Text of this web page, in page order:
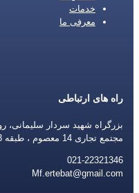
خدمات
معرفی ما
راه های ارتباطی
بزرگراه شهید سردار سلیمانی،
مجتمع تجاری 14 معصوم ، طبقه 3، واحد 3
021-22321346
Mf.ertebat@gmail.com